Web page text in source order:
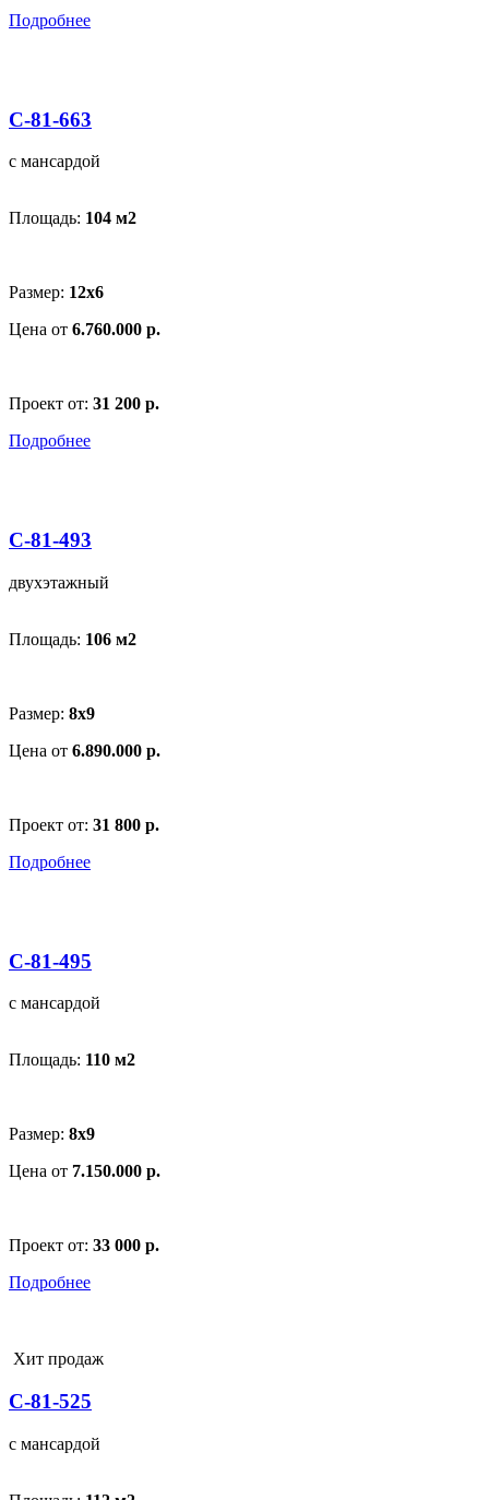
Подробнее
С-81-663
с мансардой
Площадь: 104 м2
Размер: 12x6
Цена от 6.760.000 р.
Проект от: 31 200 р.
Подробнее
С-81-493
двухэтажный
Площадь: 106 м2
Размер: 8х9
Цена от 6.890.000 р.
Проект от: 31 800 р.
Подробнее
С-81-495
с мансардой
Площадь: 110 м2
Размер: 8х9
Цена от 7.150.000 р.
Проект от: 33 000 р.
Подробнее
Хит продаж
С-81-525
с мансардой